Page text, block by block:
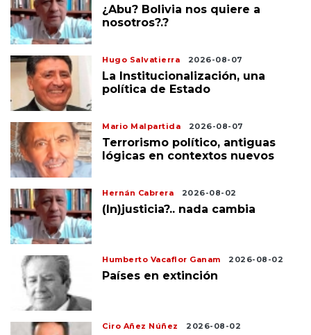
¿Abu? Bolivia nos quiere a
nosotros?.?
Hugo Salvatierra 2026-08-07
La Institucionalización, una
política de Estado
Mario Malpartida 2026-08-07
Terrorismo político, antiguas
lógicas en contextos nuevos
Hernán Cabrera 2026-08-02
(In)justicia?.. nada cambia
Humberto Vacaflor Ganam 2026-08-02
Países en extinción
Ciro Añez Núñez 2026-08-02